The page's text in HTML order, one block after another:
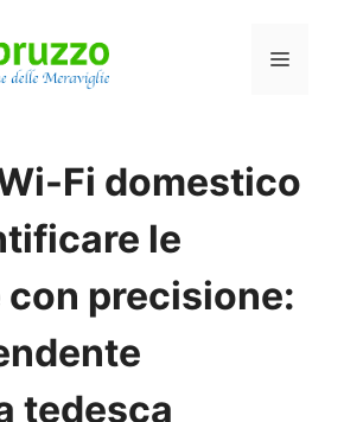
Menu
Fi domestico
le
con precisione:
tedesca